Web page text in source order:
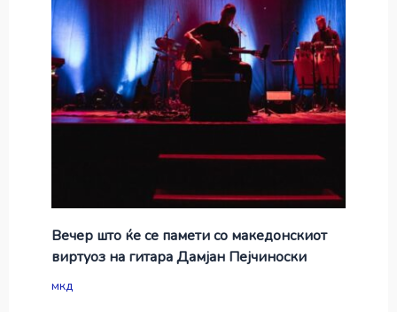
Вечер што ќе се памети со македонскиот
виртуоз на гитара Дамјан Пејчиноски
мкд